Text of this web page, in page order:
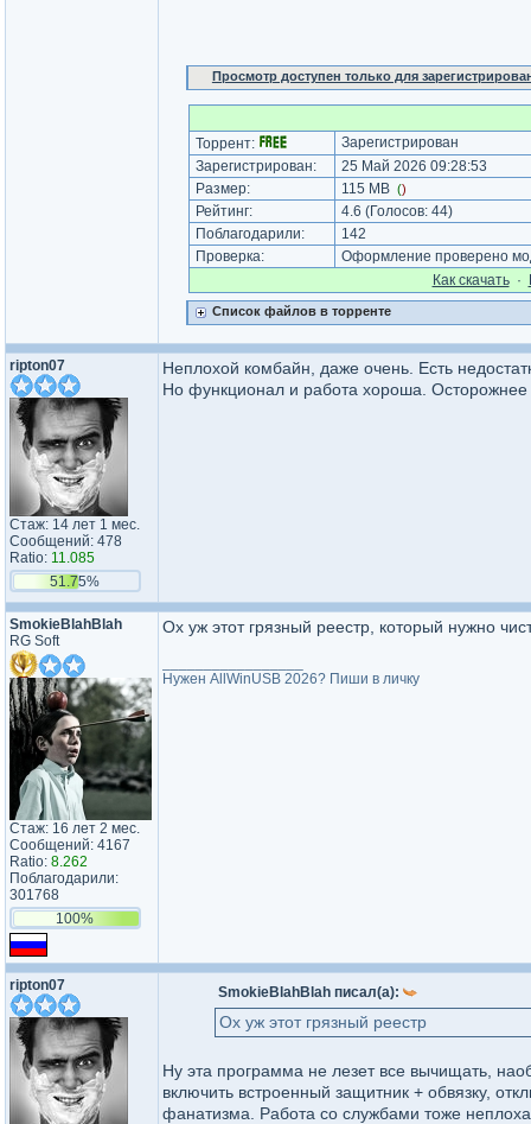
Просмотр доступен только для
Торрент:
Зарегистрирован
Зарегистрирован:
25 Май 2026 09:28:53
Размер:
115 MB ()
Рейтинг: 4.6 (Голосов: 44)
Поблагодарили:
142
Проверка:
Оформление проверено
Как cкачать·
Список файлов в торренте
ripton07
Стаж: 14 лет 1 мес.
Сообщений: 478
Ratio: 11.085
51.75%
Неплохой комбайн, даже очень. Есть
Но функционал и работа хороша. Осторожнее
SmokieBlahBlah
RG Soft
Стаж: 16 лет 2 мес.
Сообщений: 4167
Ratio: 8.262
Поблагодарили:
301768
100%
Ох уж этот грязный реестр, который нужно
Нужен AllWinUSB 2026? Пиши в личку
ripton07 SmokieBlahBlah писал(а):
Ох уж этот грязный реестр
Ну эта программа не лезет все вычищать,
включить встроенный защитник + обвязку,
фанатизма. Работа со службами тоже